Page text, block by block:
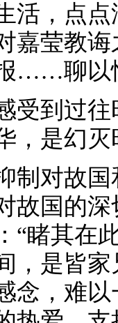
活，点
嘉莹教
……聊以
到过往
，是幻
对故国
故国的
“睹其在
，是皆
念，难